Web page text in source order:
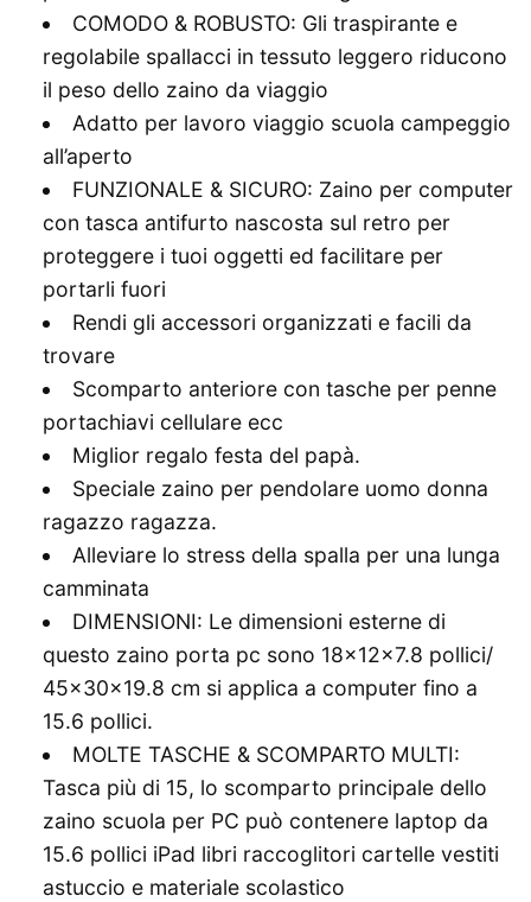
COMODO & ROBUSTO: Gli traspirante e
regolabile spallacci in tessuto leggero riducono
il peso dello zaino da viaggio
Adatto per lavoro viaggio scuola campeggio
all’aperto
FUNZIONALE & SICURO: Zaino per computer
con tasca antifurto nascosta sul retro per
proteggere i tuoi oggetti ed facilitare per
portarli fuori
Rendi gli accessori organizzati e facili da
trovare
Scomparto anteriore con tasche per penne
portachiavi cellulare ecc
Miglior regalo festa del papà.
Speciale zaino per pendolare uomo donna
ragazzo ragazza.
Alleviare lo stress della spalla per una lunga
camminata
DIMENSIONI: Le dimensioni esterne di
questo zaino porta pc sono 18x12x7.8 pollici/
45x30x19.8 cm si applica a computer fino a
15.6 pollici.
MOLTE TASCHE & SCOMPARTO MULTI:
Tasca più di 15, lo scomparto principale dello
zaino scuola per PC può contenere laptop da
15.6 pollici iPad libri raccoglitori cartelle vestiti
astuccio e materiale scolastico